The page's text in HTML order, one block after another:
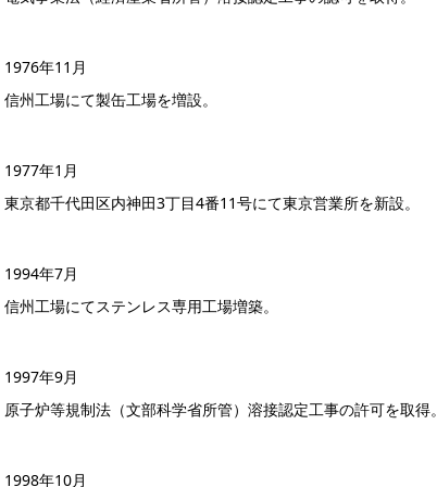
1976年11月
信州工場にて製缶工場を増設。
1977年1月
東京都千代田区内神田3丁目4番11号にて東京営業所を新設。
1994年7月
信州工場にてステンレス専用工場増築。
1997年9月
原子炉等規制法（文部科学省所管）溶接認定工事の許可を取得。
1998年10月